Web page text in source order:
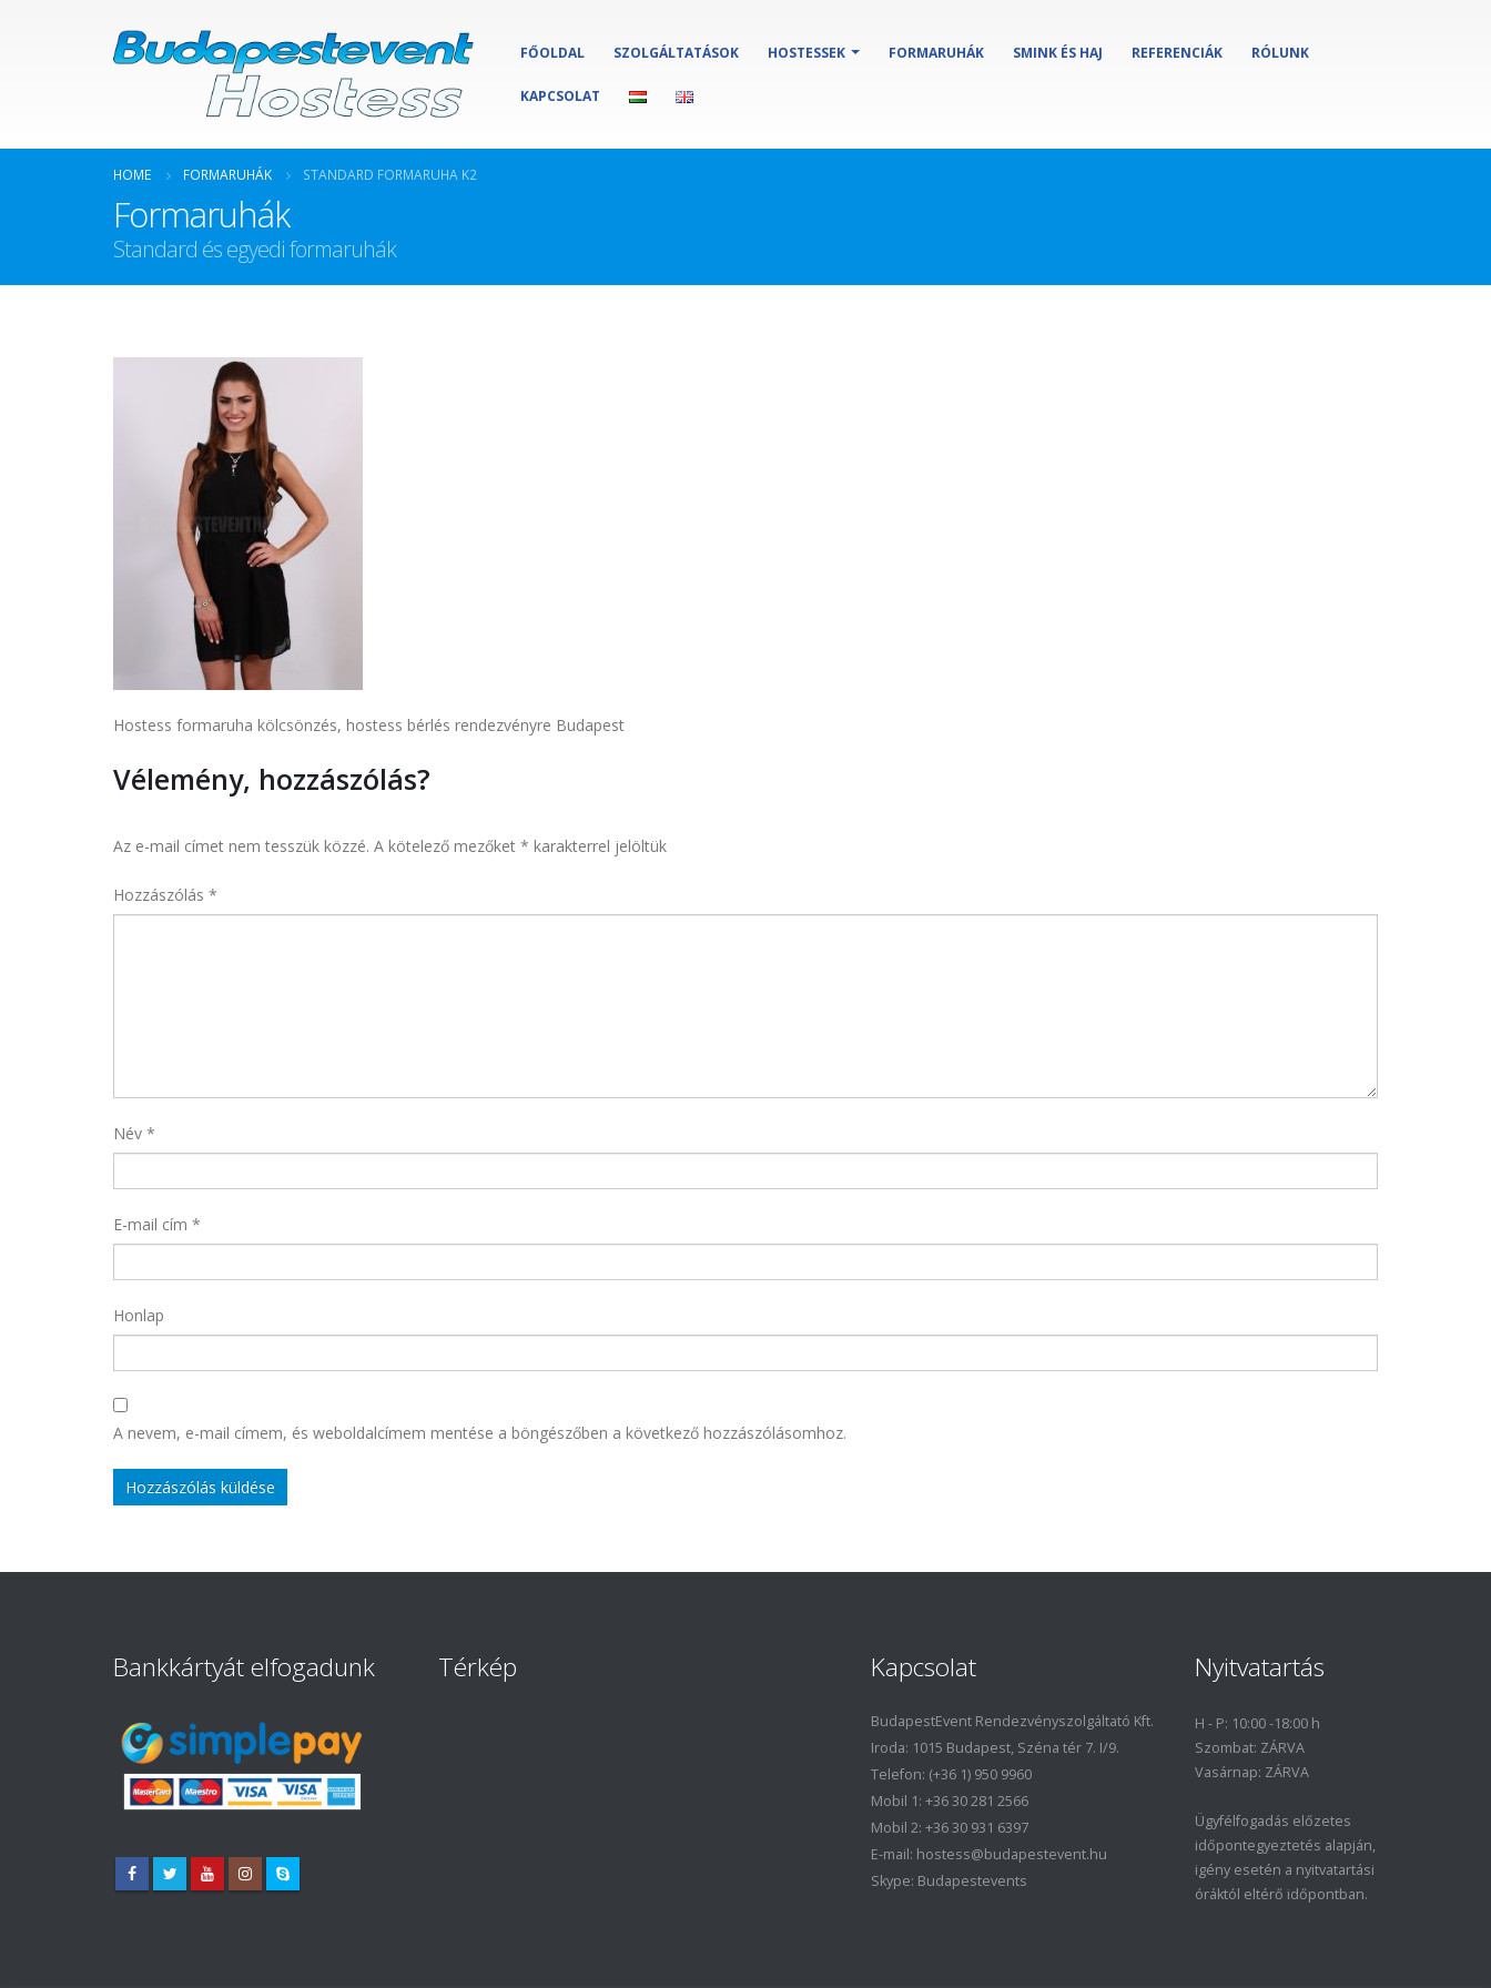
FŐOLDAL SZOLGÁLTATÁSOK HOSTESSEK FORMARUHÁK SMINK ÉS HAJ REFERENCIÁK RÓLUNK
KAPCSOLAT
HOME FORMARUHÁK STANDARD FORMARUHA K2
Formaruhák
Standard és egyedi formaruhák
Hostess formaruha kölcsönzés, hostess bérlés rendezvényre Budapest
Vélemény, hozzászólás?
Az e-mail címet nem tesszük közzé. A kötelező mezőket * karakterrel jelöltük
Hozzászólás *
Név *
E-mail cím *
Honlap
A nevem, e-mail címem, és weboldalcímem mentése a böngészőben a következő hozzászólásomhoz.
Bankkártyát elfogadunk Térkép Kapcsolat
BudapestEvent Rendezvényszolgáltató Kft.
Iroda: 1015 Budapest, Széna tér 7. I/9.
Telefon: (+36 1) 950 9960
Mobil 1: +36 30 281 2566
Mobil 2: +36 30 931 6397
E-mail: hostess@budapestevent.hu
Skype: Budapestevents
Nyitvatartás
H - P: 10:00 -18:00 h
Szombat: ZÁRVA
Vasárnap: ZÁRVA
Ügyfélfogadás előzetes
időpontegyeztetés alapján,
igény esetén a nyitvatartási
óráktól eltérő időpontban.